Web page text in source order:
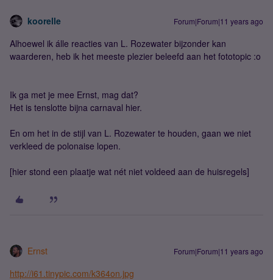
koorelle Forum|Forum|11 years ago
Alhoewel ik álle reacties van L. Rozewater bijzonder kan
waarderen, heb ik het meeste plezier beleefd aan het fototopic :o
Ik ga met je mee Ernst, mag dat?
Het is tenslotte bijna carnaval hier.
En om het in de stijl van L. Rozewater te houden, gaan we niet
verkleed de polonaise lopen.
[hier stond een plaatje wat nét niet voldeed aan de huisregels]
Ernst Forum|Forum|11 years ago
http://i61.tinypic.com/k364on.jpg